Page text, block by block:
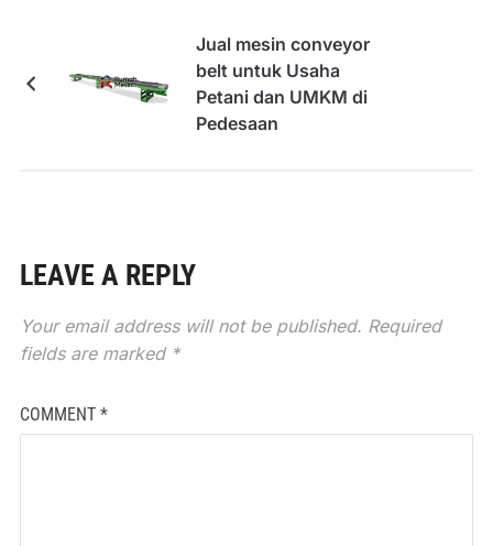
Jual mesin conveyor
belt untuk Usaha
Petani dan UMKM di
Pedesaan
LEAVE A REPLY
Your email address will not be published. Required
fields are marked *
COMMENT *